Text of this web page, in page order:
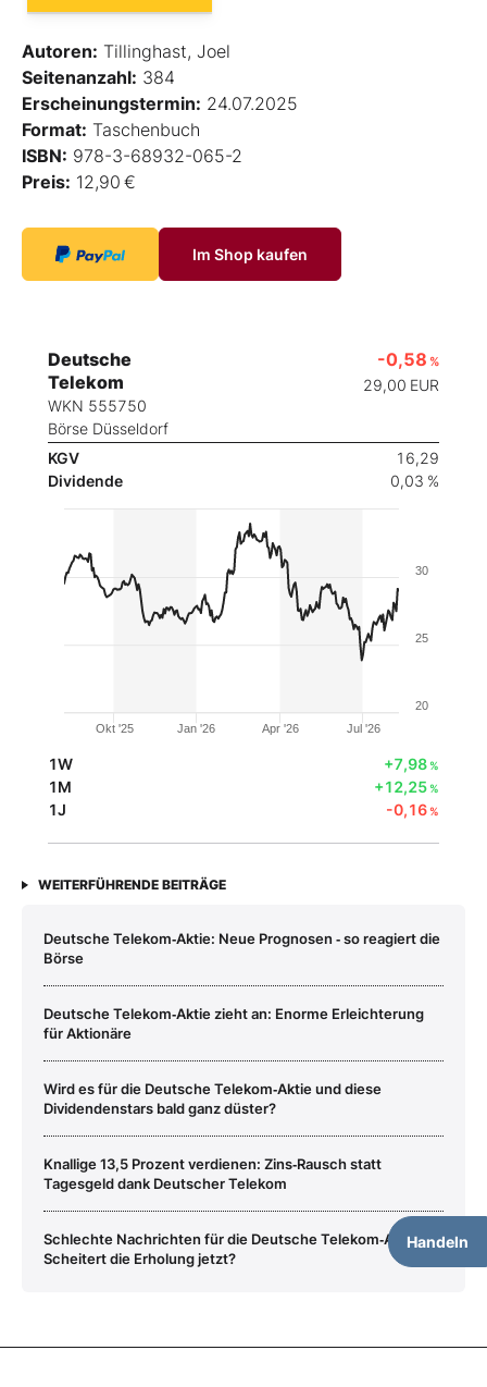
Autoren: Tillinghast, Joel
Seitenanzahl: 384
Erscheinungstermin: 24.07.2025
Format: Taschenbuch
ISBN: 978-3-68932-065-2
Preis: 12,90 €
Im Shop kaufen
Deutsche
Telekom
WKN 555750
Börse Düsseldorf
-0,58 %
29,00 EUR
KGV
16,29
Dividende
0,03 %
Handeln
Okt '25 Jan '26 Apr '26 Jul '26
20
25
30
1W +7,98%
1M +12,25%
1J -0,16%
WEITERFÜHRENDE BEITRÄGE
Deutsche Telekom‑Aktie: Neue Prognosen ‑ so reagiert die
Börse
Deutsche Telekom‑Aktie zieht an: Enorme Erleichterung
für Aktionäre
Wird es für die Deutsche Telekom‑Aktie und diese
Dividendenstars bald ganz düster?
Knallige 13,5 Prozent verdienen: Zins‑Rausch statt
Tagesgeld dank Deutscher Telekom
Schlechte Nachrichten für die Deutsche Telekom‑Aktie:
Scheitert die Erholung jetzt?